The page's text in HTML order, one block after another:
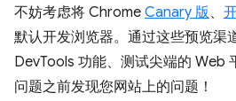
不妨考虑将 Chrome Canary 版 、
默认开发浏览器。通过这些预览渠
DevTools 功能、测试尖端的 Web
问题之前发现您网站上的问题！